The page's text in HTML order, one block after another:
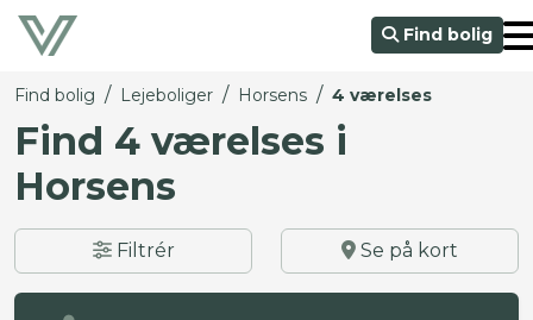
Find bolig
Find bolig / Lejeboliger / Horsens / 4 værelses
Find 4 værelses i
Horsens
Filtrér Se på kort